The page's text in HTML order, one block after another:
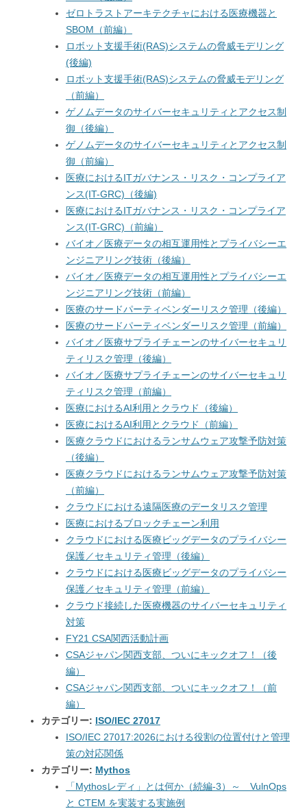
ゼロトラストアーキテクチャにおける医療機器と
SBOM（前編）
ロボット支援手術(RAS)システムの脅威モデリング
(後編)
ロボット支援手術(RAS)システムの脅威モデリング
（前編）
ゲノムデータのサイバーセキュリティとアクセス制
御（後編）
ゲノムデータのサイバーセキュリティとアクセス制
御（前編）
医療におけるITガバナンス・リスク・コンプライア
ンス(IT-GRC)（後編)
医療におけるITガバナンス・リスク・コンプライア
ンス(IT-GRC)（前編）
バイオ／医療データの相互運用性とプライバシーエ
ンジニアリング技術（後編）
バイオ／医療データの相互運用性とプライバシーエ
ンジニアリング技術（前編）
医療のサードパーティベンダーリスク管理（後編）
医療のサードパーティベンダーリスク管理（前編）
バイオ／医療サプライチェーンのサイバーセキュリ
ティリスク管理（後編）
バイオ／医療サプライチェーンのサイバーセキュリ
ティリスク管理（前編）
医療におけるAI利用とクラウド（後編）
医療におけるAI利用とクラウド（前編）
医療クラウドにおけるランサムウェア攻撃予防対策
（後編）
医療クラウドにおけるランサムウェア攻撃予防対策
（前編）
クラウドにおける遠隔医療のデータリスク管理
医療におけるブロックチェーン利用
クラウドにおける医療ビッグデータのプライバシー
保護／セキュリティ管理（後編）
クラウドにおける医療ビッグデータのプライバシー
保護／セキュリティ管理（前編）
クラウド接続した医療機器のサイバーセキュリティ
対策
FY21 CSA関西活動計画
CSAジャパン関西支部、ついにキックオフ！（後
編）
CSAジャパン関西支部、ついにキックオフ！（前
編）
カテゴリー: ISO/IEC 27017
ISO/IEC 27017:2026における役割の位置付けと管理
策の対応関係
カテゴリー: Mythos
「Mythosレディ」とは何か（続編-3）～ VulnOps
と CTEM を実装する実施例